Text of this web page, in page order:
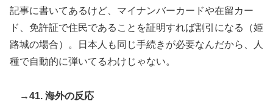
記事に書いてあるけど、マイナンバーカードや在留カー
ド、免許証で住民であることを証明すれば割引になる（姫
路城の場合）。日本人も同じ手続きが必要なんだから、人
種で自動的に弾いてるわけじゃない。
→41. 海外の反応